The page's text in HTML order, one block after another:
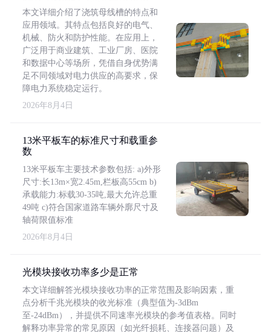
本文详细介绍了浇筑母线槽的特点和
应用领域。其特点包括良好的电气、
机械、防火和防护性能。在应用上，
广泛用于商业建筑、工业厂房、医院
和数据中心等场所，凭借自身优势满
足不同领域对电力供应的高要求，保
障电力系统稳定运行。
2026年8月4日
13米平板车的标准尺寸和载重参
数
13米平板车主要技术参数包括: a)外形
尺寸:长13m×宽2.45m,栏板高55cm b)
承载能力:标载30-35吨,最大允许总重
49吨 c)符合国家道路车辆外廓尺寸及
轴荷限值标准
2026年8月4日
光模块接收功率多少是正常
本文详细解答光模块接收功率的正常范围及影响因素，重
点分析千兆光模块的收光标准（典型值为-3dBm
至-24dBm），并提供不同速率光模块的参考值表格。同时
解释功率异常的常见原因（如光纤损耗、连接器问题）及